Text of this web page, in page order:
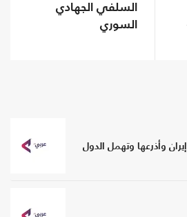
السلفي الجهادي
السوري
وأذرعها وتهمل الدول